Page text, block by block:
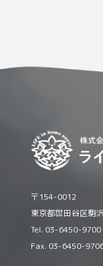
〒154-0012
東京都世田谷区駒
Tel. 03-6450-9700
Fax. 03-6450-